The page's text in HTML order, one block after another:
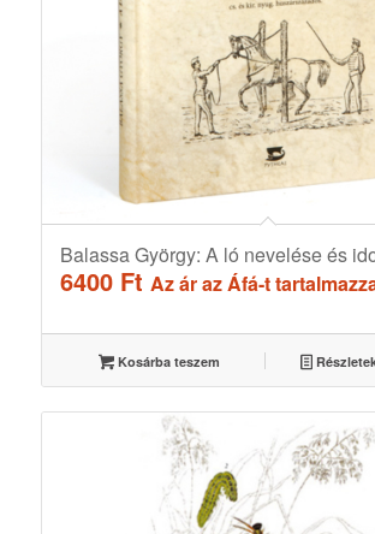
Balassa György: A ló nevelése és
6400 Ft Az ár az Áfá-t
Kosárba teszem